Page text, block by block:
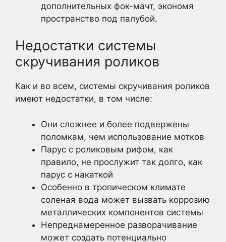
дополнительных фок-мачт, экономя
пространство под палубой.
Недостатки системы
скручивания роликов
Как и во всем, системы скручивания роликов
имеют недостатки, в том числе:
Они сложнее и более подвержены
поломкам, чем использование мотков
Парус с роликовым рифом, как
правило, не прослужит так долго, как
парус с накаткой
Особенно в тропическом климате
соленая вода может вызвать коррозию
металлических компонентов системы
Непреднамеренное разворачивание
может создать потенциально